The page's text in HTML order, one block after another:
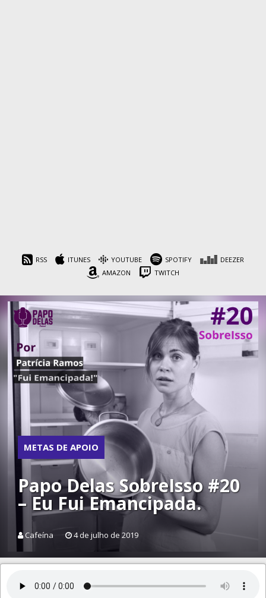
RSS ITUNES YOUTUBE SPOTIFY
DEEZER
AMAZON
TWITCH
METAS DE APOIO
Papo Delas SobreIsso #20
– Eu Fui Emancipada.
Cafeína 4 de julho de 2019